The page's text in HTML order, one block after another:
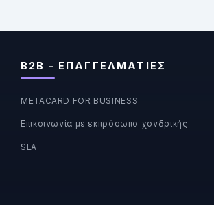
B2B - ΕΠΑΓΓΕΛΜΑΤΊΕΣ
METACARD FOR BUSINESS
Επικοινωνία με εκπρόσωπο χονδρικής
SLA